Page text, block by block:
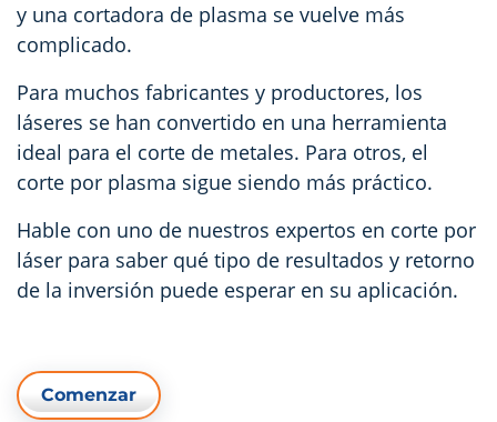
y una cortadora de plasma se vuelve más
complicado.
Para muchos fabricantes y productores, los
láseres se han convertido en una herramienta
ideal para el corte de metales. Para otros, el
corte por plasma sigue siendo más práctico.
Hable con uno de nuestros expertos en corte por
láser para saber qué tipo de resultados y retorno
de la inversión puede esperar en su aplicación.
Comenzar